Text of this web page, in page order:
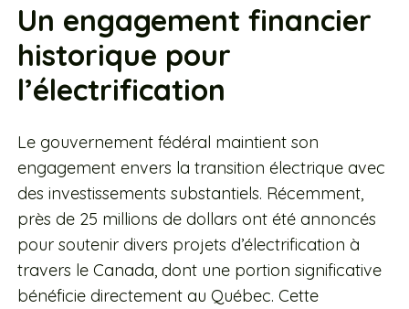
Un engagement financier
historique pour
l’électrification
Le gouvernement fédéral maintient son
engagement envers la transition électrique avec
des investissements substantiels. Récemment,
près de 25 millions de dollars ont été annoncés
pour soutenir divers projets d’électrification à
travers le Canada, dont une portion significative
bénéficie directement au Québec. Cette